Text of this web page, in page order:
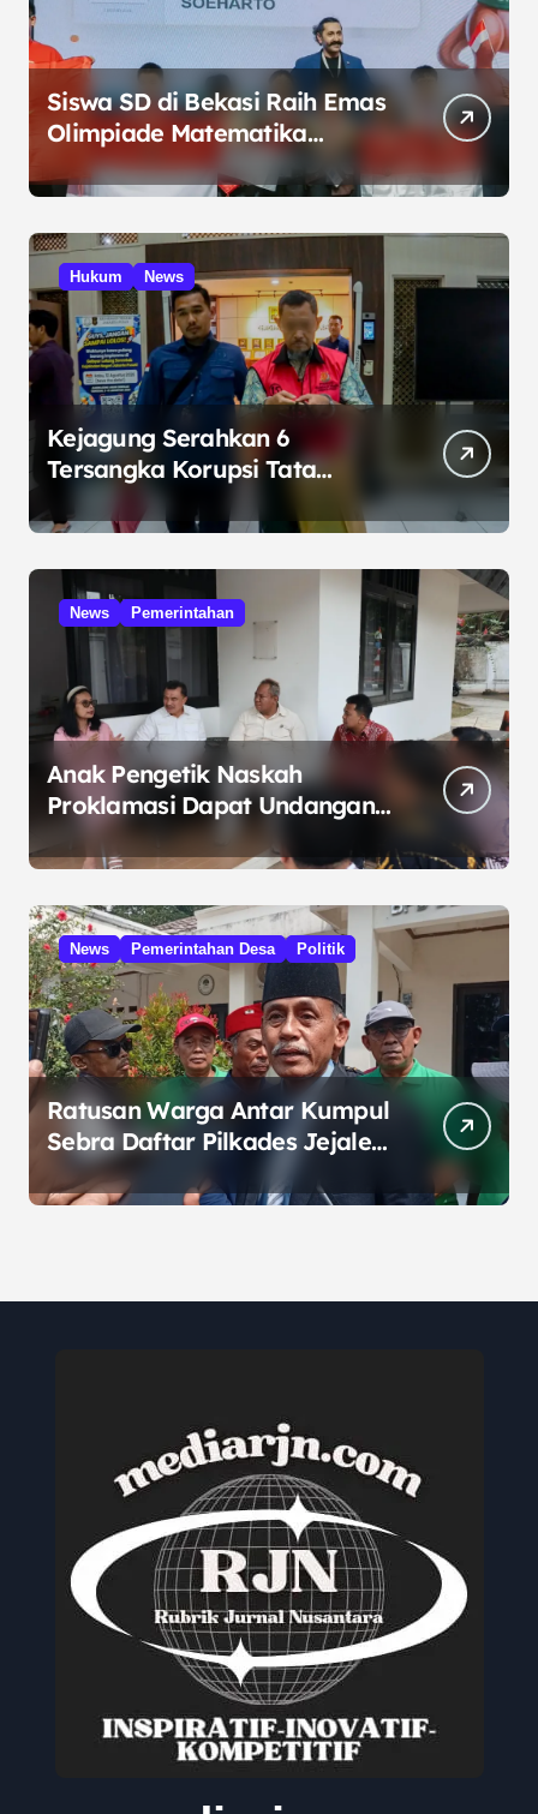
Siswa SD di Bekasi Raih Emas
Olimpiade Matematika
Internasional di Malaysia
Hukum News
Kejagung Serahkan 6
Tersangka Korupsi Tata
Kelola Minyak ke Penuntut
Umum
News Pemerintahan
Anak Pengetik Naskah
Proklamasi Dapat Undangan
HUT RI dari Presiden
Prabowo
News Pemerintahan Desa Politik
Ratusan Warga Antar Kumpul
Sebra Daftar Pilkades Jejalen
Jaya, Serukan Pemilu Damai